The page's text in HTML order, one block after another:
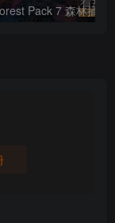
能、修复和改
划的一部分，